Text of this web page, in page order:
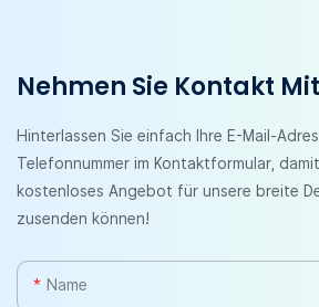
Nehmen Sie Kontakt
Hinterlassen Sie einfach Ihre E-Mail-
Telefonnummer im Kontaktformular,
kostenloses Angebot für unsere breite
zusenden können!
Name